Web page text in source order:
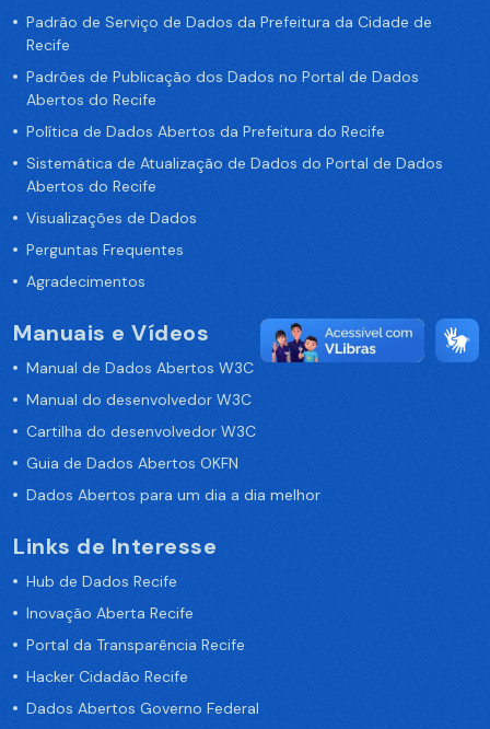
Padrão de Serviço de Dados da Prefeitura da Cidade de
Recife
Padrões de Publicação dos Dados no Portal de Dados
Abertos do Recife
Política de Dados Abertos da Prefeitura do Recife
Sistemática de Atualização de Dados do Portal de Dados
Abertos do Recife
Visualizações de Dados
Perguntas Frequentes
Agradecimentos
Manuais e Vídeos
Manual de Dados Abertos W3C
Manual do desenvolvedor W3C
Cartilha do desenvolvedor W3C
Guia de Dados Abertos OKFN
Dados Abertos para um dia a dia melhor
Links de Interesse
Hub de Dados Recife
Inovação Aberta Recife
Portal da Transparência Recife
Hacker Cidadão Recife
Dados Abertos Governo Federal